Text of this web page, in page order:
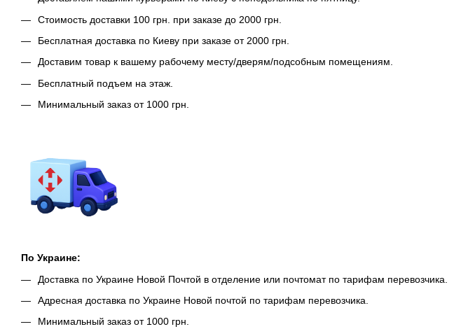
Стоимость доставки 100 грн. при заказе до 2000 грн.
Бесплатная доставка по Киеву при заказе от 2000 грн.
Доставим товар к вашему рабочему месту/дверям/подсобным помещениям.
Бесплатный подъем на этаж.
Минимальный заказ от 1000 грн.
По Украине:
Доставка по Украине Новой Почтой в отделение или почтомат по тарифам перевозчика.
Адресная доставка по Украине Новой почтой по тарифам перевозчика.
Минимальный заказ от 1000 грн.